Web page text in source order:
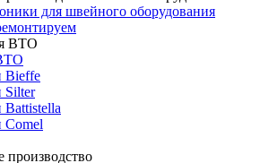
для швейного оборудования
Bieffe
Silter
Battistella
Comel